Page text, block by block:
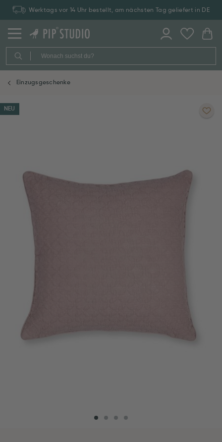
Werktags vor 14 Uhr bestellt, am nächsten Tag geliefert in DE
Einzugsgeschenke
NEU